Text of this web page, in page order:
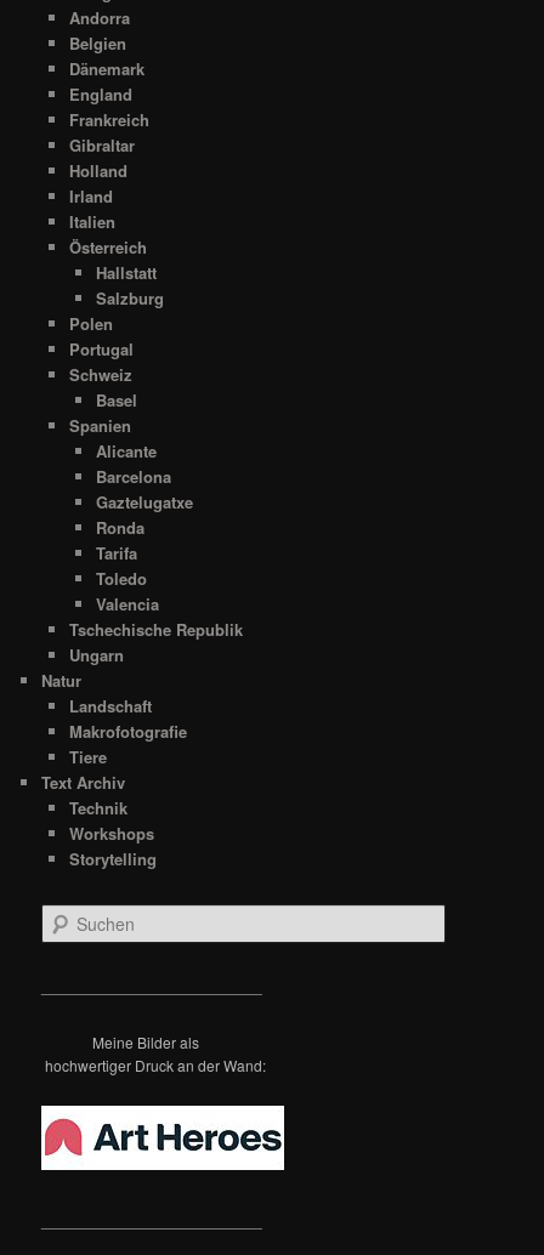
Andorra
Belgien
Dänemark
England
Frankreich
Gibraltar
Holland
Irland
Italien
Österreich
Hallstatt
Salzburg
Polen
Portugal
Schweiz
Basel
Spanien
Alicante
Barcelona
Gaztelugatxe
Ronda
Tarifa
Toledo
Valencia
Tschechische Republik
Ungarn
Natur
Landschaft
Makrofotografie
Tiere
Text Archiv
Technik
Workshops
Storytelling
u
Meine Bilder als
hochwertiger Druck an der Wand: